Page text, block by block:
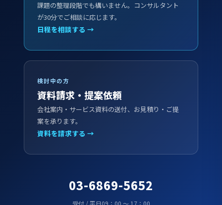
課題の整理段階でも構いません。コンサルタント
が30分でご相談に応じます。
日程を相談する →
検討中の方
資料請求・提案依頼
会社案内・サービス資料の送付、お見積り・ご提
案を承ります。
資料を請求する →
03-6869-5652
受付 / 平日09：00 ～ 17：00